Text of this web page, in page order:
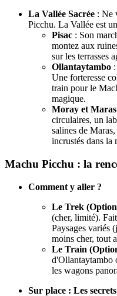
La Vallée Sacrée : Ne
Picchu. La Vallée est
Pisac : Son
montez aux
sur les terrasses
Ollantaytambo
Une forteresse
train pour le
magique.
Moray et Maras
circulaires, un
salines de
incrustés dans la
Machu Picchu : la
Comment y aller ?
Le Trek
(cher, limité).
Paysages variés
moins cher, tout
Le Train
d'Ollantaytambo
les wagons
Sur place : Les